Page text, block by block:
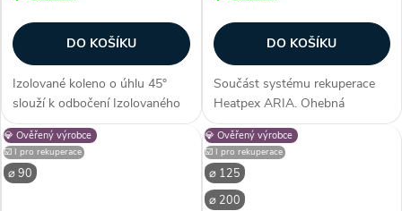
DO KOŠÍKU
Izolované koleno o úhlu 45°
slouží k odbočení Izolovaného
vzduchotechnického potrubí
ADURO o rozměru 200 mm. V
případě spojení dvou 45° kolen
a spojky, vytvoříte variabilní...
DO KOŠÍKU
Součást systému rekuperace
Heatpex ARIA. Ohebná
vzduchotechnická hadice z
vysokohustotního polyetylenu
PE-HD. Vysoká flexibilita
potrubí umožňuje snadnou
instalaci bez potřeby...
⌀ 90
💎 Ověřený výrobce
☑️ I pro rekuperace
⌀ 125
💎 Ověřený výrobce
⌀ 200
☑️ I pro rekuperace